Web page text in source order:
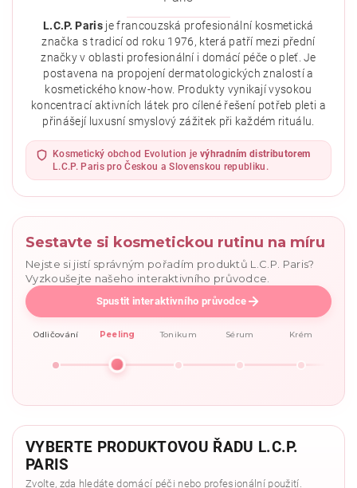
osobních údajů .
L.C.P. Paris je francouzská profesionální kosmetická
značka s tradicí od roku 1976, která patří mezi přední
značky v oblasti profesionální i domácí péče o pleť. Je
postavena na propojení dermatologických znalostí a
kosmetického know-how. Produkty vynikají vysokou
koncentrací aktivních látek pro cílené řešení potřeb pleti a
přinášejí luxusní smyslový zážitek při každém rituálu.
Kosmetický obchod Evolution je výhradním distributorem
L.C.P. Paris pro Českou a Slovenskou republiku.
Sestavte si kosmetickou rutinu na míru
Nejste si jistí správným pořadím produktů L.C.P. Paris?
Vyzkoušejte našeho interaktivního průvodce.
Spustit interaktivního průvodce
Odličování Peeling Tonikum Sérum Krém
VYBERTE PRODUKTOVOU ŘADU L.C.P.
PARIS
Zvolte, zda hledáte domácí péči nebo profesionální použití.